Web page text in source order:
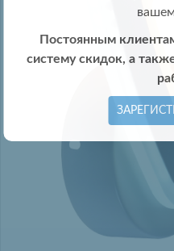
Постоянным
систему скидок, а